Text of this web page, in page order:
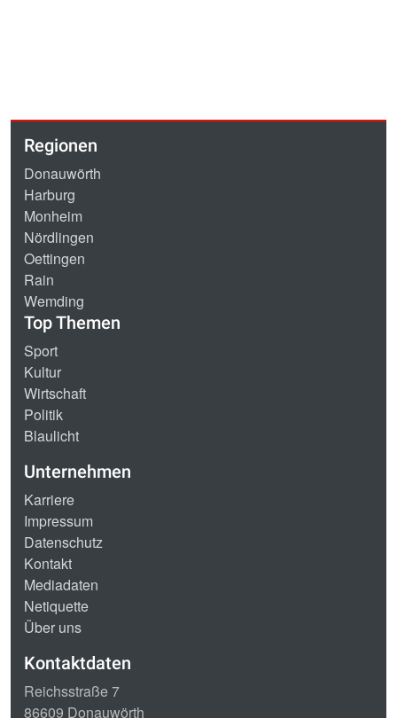
Regionen
Donauwörth
Harburg
Monheim
Nördlingen
Oettingen
Rain
Wemding
Top Themen
Sport
Kultur
Wirtschaft
Politik
Blaulicht
Unternehmen
Karriere
Impressum
Datenschutz
Kontakt
Mediadaten
Netiquette
Über uns
Kontaktdaten
Reichsstraße 7
86609 Donauwörth